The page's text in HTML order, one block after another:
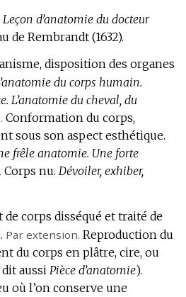
Leçon d’anatomie du docteur
de Rembrandt (1632).
disposition des organes
du corps humain.
L’anatomie du cheval, du
Conformation du corps,
sous son aspect esthétique.
frêle anatomie. Une forte
Corps nu. Dévoiler, exhiber,
corps disséqué et traité de
Par extension. Reproduction du
du corps en plâtre, cire, ou
aussi Pièce d’anatomie).
où l’on conserve une